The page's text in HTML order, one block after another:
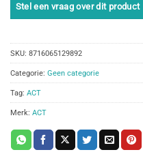
SKU: 8716065129892
Categorie: Geen categorie
Tag: ACT
Merk: ACT